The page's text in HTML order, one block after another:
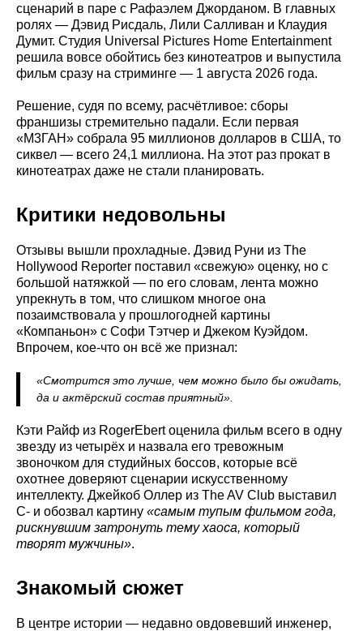
сценарий в паре с Рафаэлем Джорданом. В главных
ролях — Дэвид Рисдаль, Лили Салливан и Клаудия
Думит. Студия Universal Pictures Home Entertainment
решила вовсе обойтись без кинотеатров и выпустила
фильм сразу на стриминге — 1 августа 2026 года.
Решение, судя по всему, расчётливое: сборы
франшизы стремительно падали. Если первая
«М3ГАН» собрала 95 миллионов долларов в США, то
сиквел — всего 24,1 миллиона. На этот раз прокат в
кинотеатрах даже не стали планировать.
Критики недовольны
Отзывы вышли прохладные. Дэвид Руни из The
Hollywood Reporter поставил «свежую» оценку, но с
большой натяжкой — по его словам, лента можно
упрекнуть в том, что слишком многое она
позаимствовала у прошлогодней картины
«Компаньон» с Софи Тэтчер и Джеком Куэйдом.
Впрочем, кое-что он всё же признал:
«Смотрится это лучше, чем можно было бы ожидать,
да и актёрский состав приятный».
Кэти Райф из RogerEbert оценила фильм всего в одну
звезду из четырёх и назвала его тревожным
звоночком для студийных боссов, которые всё
охотнее доверяют сценарии искусственному
интеллекту. Джейкоб Оллер из The AV Club выставил
C- и обозвал картину «самым тупым фильмом года,
рискнувшим затронуть тему хаоса, который
творят мужчины».
Знакомый сюжет
В центре истории — недавно овдовевший инженер,